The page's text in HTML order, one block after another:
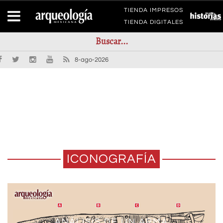
TIENDA IMPRESOS
TIENDA DIGITALES
8-ago-2026
ICONOGRAFÍA